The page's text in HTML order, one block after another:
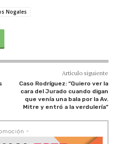
Nogales
Artículo siguiente
Caso Rodríguez: “Quiero ver la
cara del Jurado cuando digan
que venía una bala por la Av.
Mitre y entró a la verdulería”
-